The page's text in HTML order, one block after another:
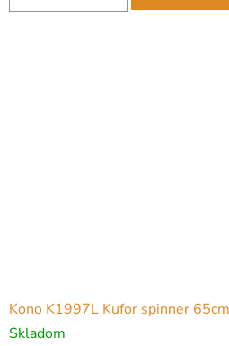
Kono K1997L Kufor spinner
Skladom